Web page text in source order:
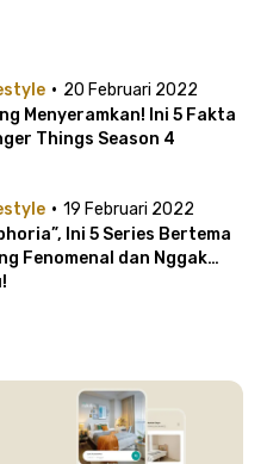
· 20 Februari 2022
Menyeramkan! Ini 5 Fakta
Things Season 4
· 19 Februari 2022
Ini 5 Series Bertema
Fenomenal dan Nggak